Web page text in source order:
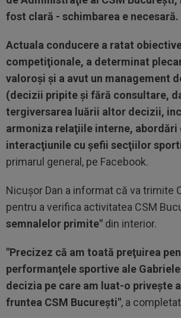
fost clară - schimbarea e necesară.
Actuala conducere a ratat
competiţionale, a determinat
valoroşi şi a avut un management
(decizii pripite şi fără consultare,
tergiversarea luării altor decizii,
armoniza relaţiile interne,
interacţiunile cu şefii secţiilor
primarul general, pe Facebook.
Nicuşor Dan a informat că va trimite
pentru a verifica activitatea CSM
semnalelor primite" din interior.
"Precizez că am toată preţuirea
performanţele sportive ale
decizia pe care am luat-o priveşte
fruntea CSM Bucureşti", a